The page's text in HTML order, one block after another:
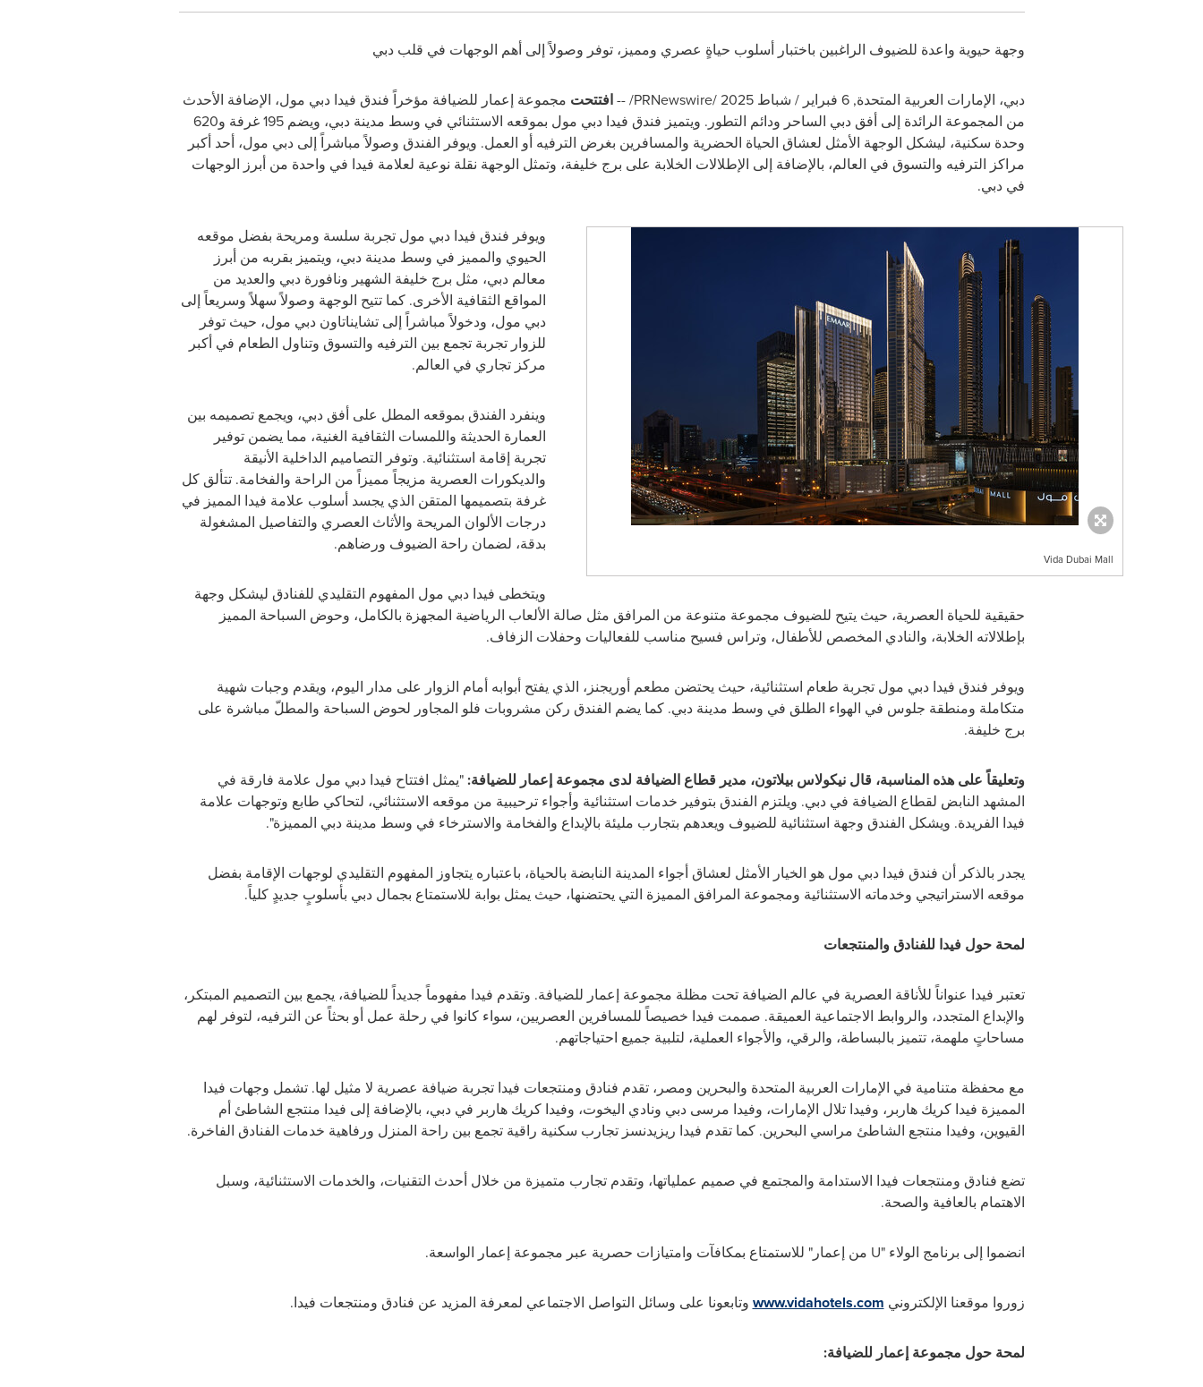
وجهة حيوية واعدة للضيوف الراغبين باختبار أسلوب حياةٍ عصري ومميز، توفر وصولاً إلى أهم الوجهات في قلب دبي
دبي، الإمارات العربية المتحدة,6 فبراير / شباط 2025 /PRNewswire/ -- افتتحت مجموعة إعمار للضيافة مؤخراً فندق فيدا دبي مول، الإضافة الأحدث
من المجموعة الرائدة إلى أفق دبي الساحر ودائم التطور. ويتميز فندق فيدا دبي مول بموقعه الاستثنائي في وسط مدينة دبي، ويضم 195 غرفة و620
وحدة سكنية، ليشكل الوجهة الأمثل لعشاق الحياة الحضرية والمسافرين بغرض الترفيه أو العمل. ويوفر الفندق وصولاً مباشراً إلى دبي مول، أحد أكبر
مراكز الترفيه والتسوق في العالم، بالإضافة إلى الإطلالات الخلابة على برج خليفة، وتمثل الوجهة نقلة نوعية لعلامة فيدا في واحدة من أبرز الوجهات
في دبي.
Vida Dubai Mall
ويوفر فندق فيدا دبي مول تجربة سلسة ومريحة بفضل موقعه
الحيوي والمميز في وسط مدينة دبي، ويتميز بقربه من أبرز
معالم دبي، مثل برج خليفة الشهير ونافورة دبي والعديد من
المواقع الثقافية الأخرى. كما تتيح الوجهة وصولاً سهلاً وسريعاً إلى
دبي مول، ودخولاً مباشراً إلى تشايناتاون دبي مول، حيث توفر
للزوار تجربة تجمع بين الترفيه والتسوق وتناول الطعام في أكبر
مركز تجاري في العالم.
وينفرد الفندق بموقعه المطل على أفق دبي، ويجمع تصميمه بين
العمارة الحديثة واللمسات الثقافية الغنية، مما يضمن توفير
تجربة إقامة استثنائية. وتوفر التصاميم الداخلية الأنيقة
والديكورات العصرية مزيجاً مميزاً من الراحة والفخامة. تتألق كل
غرفة بتصميمها المتقن الذي يجسد أسلوب علامة فيدا المميز في
درجات الألوان المريحة والأثاث العصري والتفاصيل المشغولة
بدقة، لضمان راحة الضيوف ورضاهم.
ويتخطى فيدا دبي مول المفهوم التقليدي للفنادق ليشكل وجهة
حقيقية للحياة العصرية، حيث يتيح للضيوف مجموعة متنوعة من المرافق مثل صالة الألعاب الرياضية المجهزة بالكامل، وحوض السباحة المميز
بإطلالاته الخلابة، والنادي المخصص للأطفال، وتراس فسيح مناسب للفعاليات وحفلات الزفاف.
ويوفر فندق فيدا دبي مول تجربة طعام استثنائية، حيث يحتضن مطعم أوريجنز، الذي يفتح أبوابه أمام الزوار على مدار اليوم، ويقدم وجبات شهية
متكاملة ومنطقة جلوس في الهواء الطلق في وسط مدينة دبي. كما يضم الفندق ركن مشروبات فلو المجاور لحوض السباحة والمطلّ مباشرة على
برج خليفة.
وتعليقاً على هذه المناسبة، قال نيكولاس بيلاتون، مدير قطاع الضيافة لدى مجموعة إعمار للضيافة:"يمثل افتتاح فيدا دبي مول علامة فارقة في
المشهد النابض لقطاع الضيافة في دبي. ويلتزم الفندق بتوفير خدمات استثنائية وأجواء ترحيبية من موقعه الاستثنائي، لتحاكي طابع وتوجهات علامة
فيدا الفريدة. ويشكل الفندق وجهة استثنائية للضيوف ويعدهم بتجارب مليئة بالإبداع والفخامة والاسترخاء في وسط مدينة دبي المميزة".
يجدر بالذكر أن فندق فيدا دبي مول هو الخيار الأمثل لعشاق أجواء المدينة النابضة بالحياة، باعتباره يتجاوز المفهوم التقليدي لوجهات الإقامة بفضل
موقعه الاستراتيجي وخدماته الاستثنائية ومجموعة المرافق المميزة التي يحتضنها، حيث يمثل بوابة للاستمتاع بجمال دبي بأسلوبٍ جديدٍ كلياً.
لمحة حول فيدا للفنادق والمنتجعات
تعتبر فيدا عنواناً للأناقة العصرية في عالم الضيافة تحت مظلة مجموعة إعمار للضيافة. وتقدم فيدا مفهوماً جديداً للضيافة، يجمع بين التصميم المبتكر،
والإبداع المتجدد، والروابط الاجتماعية العميقة. صممت فيدا خصيصاً للمسافرين العصريين، سواء كانوا في رحلة عمل أو بحثاً عن الترفيه، لتوفر لهم
مساحاتٍ ملهمة، تتميز بالبساطة، والرقي، والأجواء العملية، لتلبية جميع احتياجاتهم.
مع محفظة متنامية في الإمارات العربية المتحدة والبحرين ومصر، تقدم فنادق ومنتجعات فيدا تجربة ضيافة عصرية لا مثيل لها. تشمل وجهات فيدا
المميزة فيدا كريك هاربر، وفيدا تلال الإمارات، وفيدا مرسى دبي ونادي اليخوت، وفيدا كريك هاربر في دبي، بالإضافة إلى فيدا منتجع الشاطئ أم
القيوين، وفيدا منتجع الشاطئ مراسي البحرين. كما تقدم فيدا ريزيدنسز تجارب سكنية راقية تجمع بين راحة المنزل ورفاهية خدمات الفنادق الفاخرة.
تضع فنادق ومنتجعات فيدا الاستدامة والمجتمع في صميم عملياتها، وتقدم تجارب متميزة من خلال أحدث التقنيات، والخدمات الاستثنائية، وسبل
الاهتمام بالعافية والصحة.
انضموا إلى برنامج الولاء "
U من إعمار" للاستمتاع بمكافآت وامتيازات حصرية عبر مجموعة إعمار الواسعة.
زوروا موقعنا الإلكتروني www.vidahotels.com وتابعونا على وسائل التواصل الاجتماعي لمعرفة المزيد عن فنادق ومنتجعات فيدا.
لمحة حول مجموعة إعمار للضيافة: